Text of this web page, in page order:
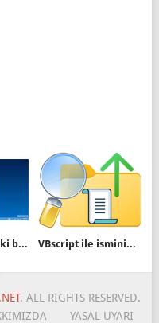
Windows 10 daki bazı efektleri kaldıralım VBscript ile isminin sadece birkısmı bilinen klasöre erişim
. ALL RIGHTS RESERVED.
YASAL UYARI